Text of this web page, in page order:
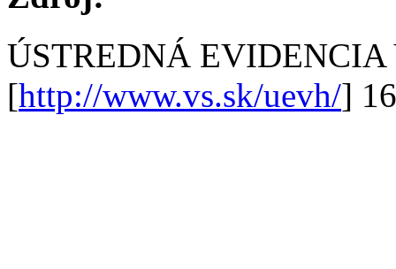
ÚSTREDNÁ
[http://www.vs.sk/uevh/]